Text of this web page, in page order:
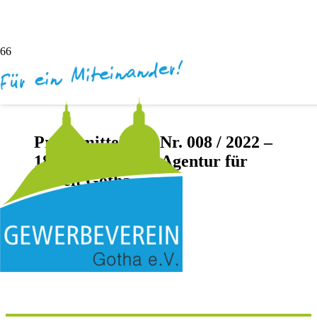
Pressemitteilung Nr. 008 / 2022 –
18. Januar 2022 | Agentur für
Arbeit Gotha
Keine Kommentare